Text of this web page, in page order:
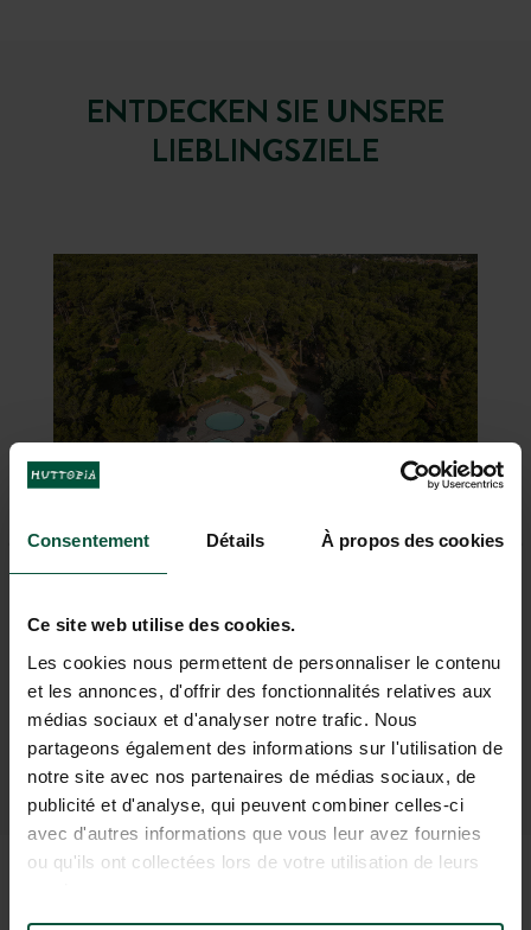
Consentement Détails À propos des cookies
Ce site web utilise des cookies.
Les cookies nous permettent de personnaliser le contenu
et les annonces, d'offrir des fonctionnalités relatives aux
médias sociaux et d'analyser notre trafic. Nous
partageons également des informations sur l'utilisation de
notre site avec nos partenaires de médias sociaux, de
publicité et d'analyse, qui peuvent combiner celles-ci
avec d'autres informations que vous leur avez fournies
ou qu'ils ont collectées lors de votre utilisation de leurs
ENTDECKEN SIE UNSERE
LIEBLINGSZIELE
Fontvieille - Provence
FRANKREICH
ENTDECKEN